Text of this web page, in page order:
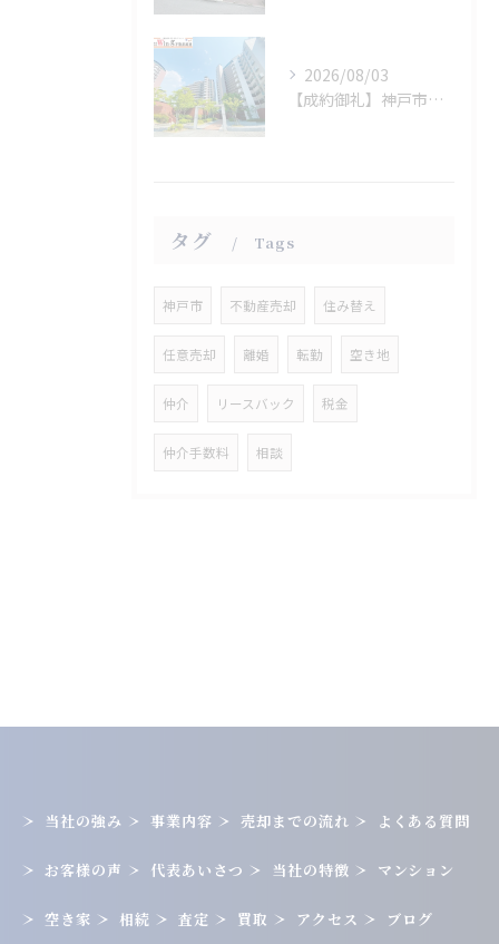
2026/08/03
【成約御礼】神戸市西区
タグ Tags
神戸市 不動産売却 住み替え
任意売却 離婚 転勤 空き地
仲介 リースバック 税金
仲介手数料 相談
当社の強み 事業内容 売却までの流れ よくある質問
お客様の声 代表あいさつ 当社の特徴 マンション
空き家 相続 査定 買取 アクセス ブログ